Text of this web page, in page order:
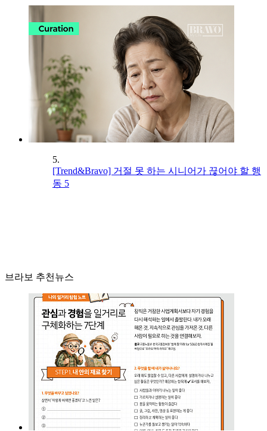
5.
[Trend&Bravo] 거절 못 하는 시니어가 끊어야 할 행
동 5
브라보 추천뉴스